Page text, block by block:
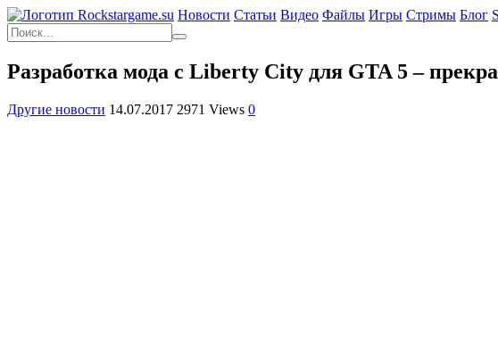
Новости Статьи Видео Файлы Игры Cтримы Блог
Разработка мода с Liberty City для GTA 5 –
Другие новости 14.07.2017 2971 Views 0